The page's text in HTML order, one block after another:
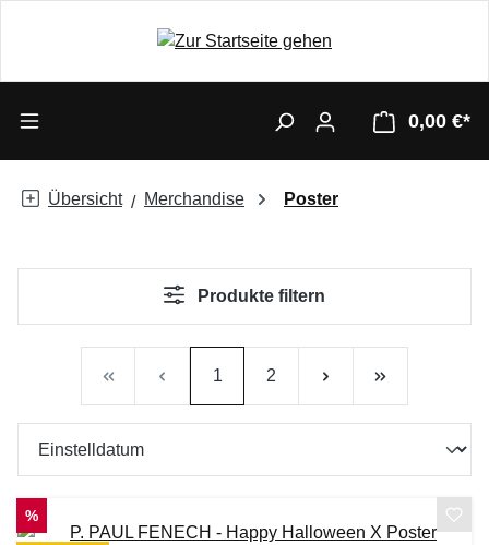
0,00 €*
Übersicht Merchandise Poster
Produkte filtern
Seite
1 Seite
2
RABATT
%